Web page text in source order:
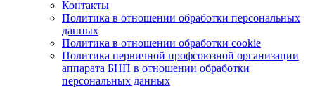
Контакты
Политика в отношении обработки персональных
данных
Политика в отношении обработки cookie
Политика первичной профсоюзной организации
аппарата БНП в отношении обработки
персональных данных